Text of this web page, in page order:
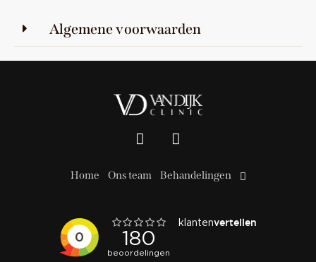
Algemene voorwaarden
Home Ons team Behandelingen